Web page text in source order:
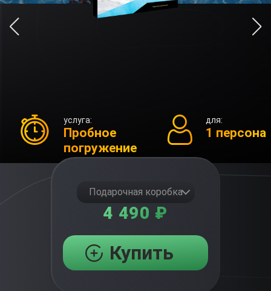
услуга:
Пробное
погружение
для:
1 персона
Подарочная коробка
4 490 ₽
Купить